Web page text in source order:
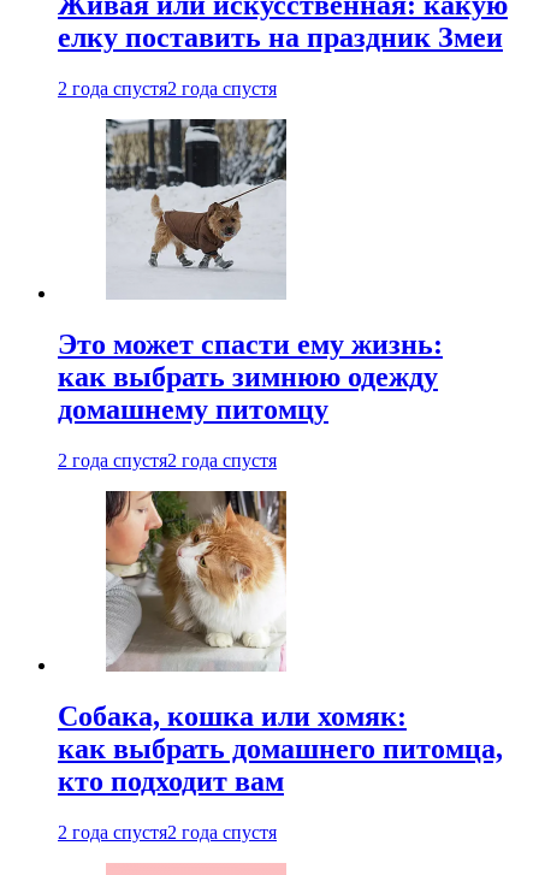
елку поставить на праздник Змеи
2 года спустя2 года спустя
Это может спасти ему жизнь:
как выбрать зимнюю одежду
домашнему питомцу
2 года спустя2 года спустя
Собака, кошка или хомяк:
как выбрать домашнего питомца,
кто подходит вам
2 года спустя2 года спустя